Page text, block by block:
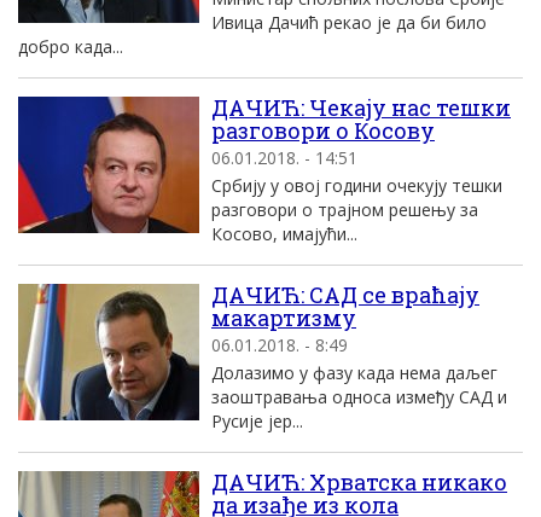
Ивица Дачић рекао је да би било
добро када...
ДАЧИЋ: Чекају нас тешки
разговори о Косову
06.01.2018. - 14:51
Србију у овој години очекују тешки
разговори о трајном решењу за
Косово, имајући...
ДАЧИЋ: САД се враћају
макартизму
06.01.2018. - 8:49
Долазимо у фазу када нема даљег
заоштравања односа између САД и
Русије јер...
ДАЧИЋ: Хрватска никако
да изађе из кола